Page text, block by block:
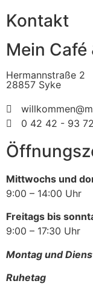
Kontakt
Mein
Hermannstraße 2
28857 Syke
0 42 42 - 93
Mittwochs und
9:00 – 14:00 Uhr
Freitags bis
9:00 – 17:30 Uhr
Montag und
Ruhetag